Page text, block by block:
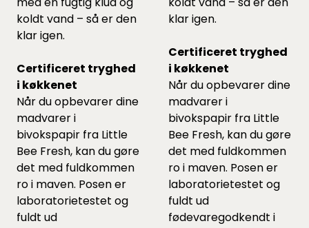
koldt vand – så er den
klar igen.
Certificeret tryghed
i køkkenet
Når du opbevarer dine
madvarer i
bivokspapir fra Little
Bee Fresh, kan du gøre
det med fuldkommen
ro i maven. Posen er
laboratorietestet og
fuldt ud
klar igen.
Certificeret tryghed
i køkkenet
Når du opbevarer dine
madvarer i
bivokspapir fra Little
Bee Fresh, kan du gøre
det med fuldkommen
ro i maven. Posen er
laboratorietestet og
fuldt ud
fødevaregodkendt i